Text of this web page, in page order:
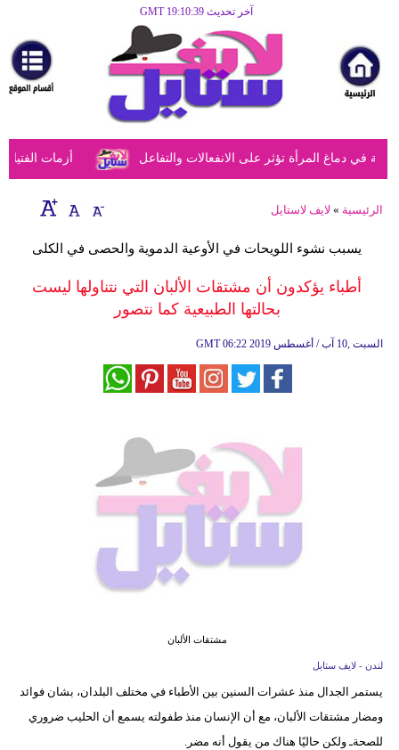
آخر تحديث GMT 19:10:39
مرأة
أزياء
أزياء
إسلامية
ديكور
أزمات الفتيات دماغ المرأة تؤثر على الانفعالات والتفاعل
الرئيسية » لايف لاستايل
يسبب نشوء اللويحات في الأوعية الدموية والحصى في الكلى
أطباء يؤكدون أن مشتقات الألبان التي نتناولها ليست
بحالتها الطبيعية كما نتصور
GMT 06:22 2019 السبت ,10 آب / أغسطس
مشتقات الألبان
لندن - لايف ستايل
يستمر الجدال منذ عشرات السنين بين الأطباء في مختلف البلدان، بشان فوائد
ومضار مشتقات الألبان، مع أن الإنسان منذ طفولته يسمع أن الحليب ضروري
للصحةـ ولكن حاليًا هناك من يقول أنه مضر.